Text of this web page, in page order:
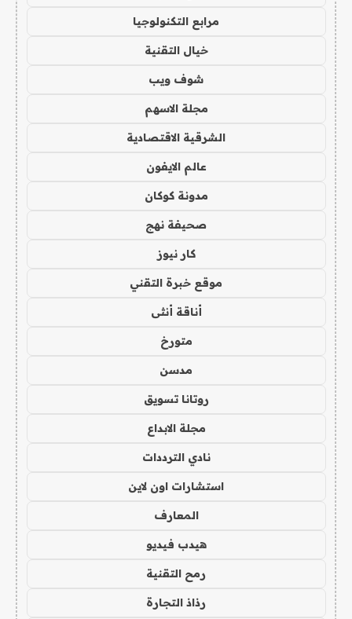
مرابع التكنولوجيا
خيال التقنية
شوف ويب
مجلة الاسهم
الشرقية الاقتصادية
عالم الايفون
مدونة كوكان
صحيفة نهج
كار نيوز
موقع خبرة التقني
أناقة أنثى
متورخ
مدسن
روتانا تسويق
مجلة الابداع
نادي الترددات
استشارات اون لاين
المعارف
هيدب فيديو
رمح التقنية
رذاذ التجارة